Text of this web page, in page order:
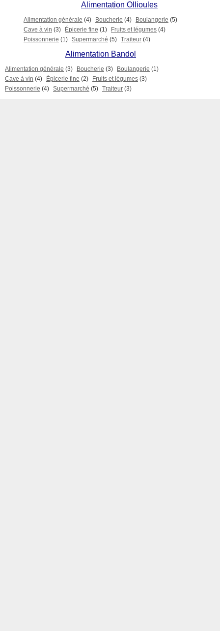
Alimentation Ollioules
Alimentation générale (4) Boucherie (4) Boulangerie (5)
Cave à vin (3) Épicerie fine (1) Fruits et légumes (4)
Poissonnerie (1) Supermarché (5) Traiteur (4)
Alimentation Bandol
Alimentation générale (3) Boucherie (3) Boulangerie (1)
Cave à vin (4) Épicerie fine (2) Fruits et légumes (3)
Poissonnerie (4) Supermarché (5) Traiteur (3)